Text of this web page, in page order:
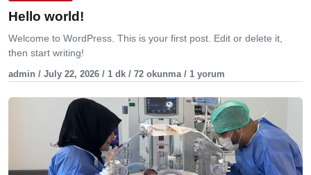
Hello world!
Welcome to WordPress. This is your first post. Edit or delete it,
then start writing!
admin / July 22, 2026 / 1 dk / 72 okunma / 1 yorum